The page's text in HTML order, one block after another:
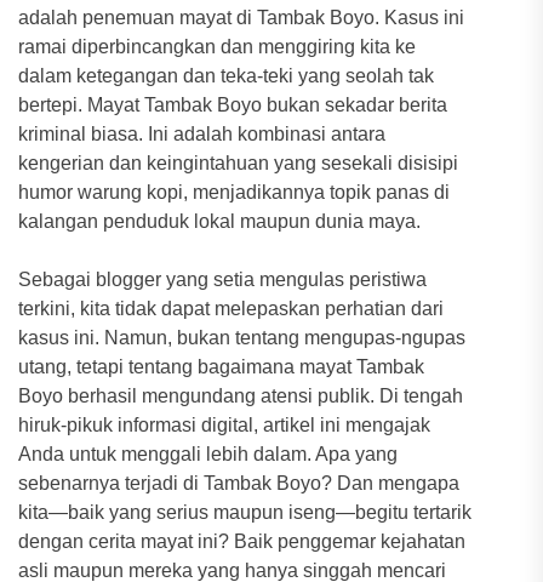
adalah penemuan mayat di Tambak Boyo. Kasus ini
ramai diperbincangkan dan menggiring kita ke
dalam ketegangan dan teka-teki yang seolah tak
bertepi. Mayat Tambak Boyo bukan sekadar berita
kriminal biasa. Ini adalah kombinasi antara
kengerian dan keingintahuan yang sesekali disisipi
humor warung kopi, menjadikannya topik panas di
kalangan penduduk lokal maupun dunia maya.
Sebagai blogger yang setia mengulas peristiwa
terkini, kita tidak dapat melepaskan perhatian dari
kasus ini. Namun, bukan tentang mengupas-ngupas
utang, tetapi tentang bagaimana mayat Tambak
Boyo berhasil mengundang atensi publik. Di tengah
hiruk-pikuk informasi digital, artikel ini mengajak
Anda untuk menggali lebih dalam. Apa yang
sebenarnya terjadi di Tambak Boyo? Dan mengapa
kita—baik yang serius maupun iseng—begitu tertarik
dengan cerita mayat ini? Baik penggemar kejahatan
asli maupun mereka yang hanya singgah mencari